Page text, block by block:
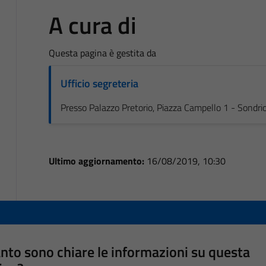
A cura di
Questa pagina è gestita da
Ufficio segreteria
Presso Palazzo Pretorio, Piazza Campello 1 -
Ultimo aggiornamento: 16/08/2019, 10:30
sono chiare le informazioni su questa